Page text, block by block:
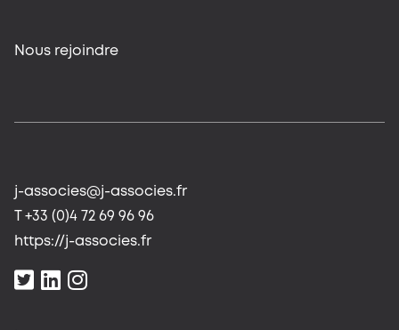
Nous rejoindre
j-associes@j-associes.fr
T +33 (0)4 72 69 96 96
https://j-associes.fr